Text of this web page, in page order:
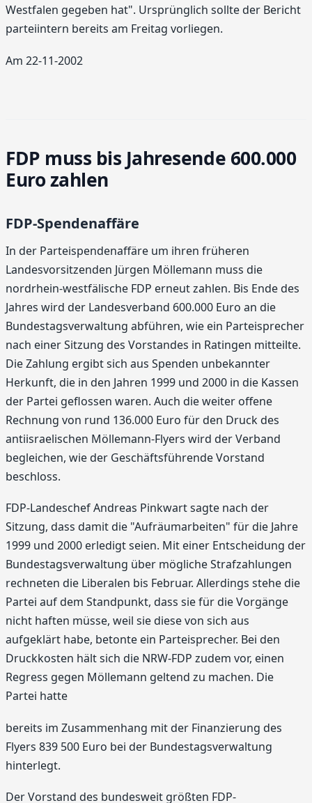
Westfalen gegeben hat". Ursprünglich sollte der Bericht
parteiintern bereits am Freitag vorliegen.
Am 22-11-2002
FDP muss bis Jahresende 600.000
Euro zahlen
FDP-Spendenaffäre
In der Parteispendenaffäre um ihren früheren
Landesvorsitzenden Jürgen Möllemann muss die
nordrhein-westfälische FDP erneut zahlen. Bis Ende des
Jahres wird der Landesverband 600.000 Euro an die
Bundestagsverwaltung abführen, wie ein Parteisprecher
nach einer Sitzung des Vorstandes in Ratingen mitteilte.
Die Zahlung ergibt sich aus Spenden unbekannter
Herkunft, die in den Jahren 1999 und 2000 in die Kassen
der Partei geflossen waren. Auch die weiter offene
Rechnung von rund 136.000 Euro für den Druck des
antiisraelischen Möllemann-Flyers wird der Verband
begleichen, wie der Geschäftsführende Vorstand
beschloss.
FDP-Landeschef Andreas Pinkwart sagte nach der
Sitzung, dass damit die "Aufräumarbeiten" für die Jahre
1999 und 2000 erledigt seien. Mit einer Entscheidung der
Bundestagsverwaltung über mögliche Strafzahlungen
rechneten die Liberalen bis Februar. Allerdings stehe die
Partei auf dem Standpunkt, dass sie für die Vorgänge
nicht haften müsse, weil sie diese von sich aus
aufgeklärt habe, betonte ein Parteisprecher. Bei den
Druckkosten hält sich die NRW-FDP zudem vor, einen
Regress gegen Möllemann geltend zu machen. Die
Partei hatte
bereits im Zusammenhang mit der Finanzierung des
Flyers 839 500 Euro bei der Bundestagsverwaltung
hinterlegt.
Der Vorstand des bundesweit größten FDP-